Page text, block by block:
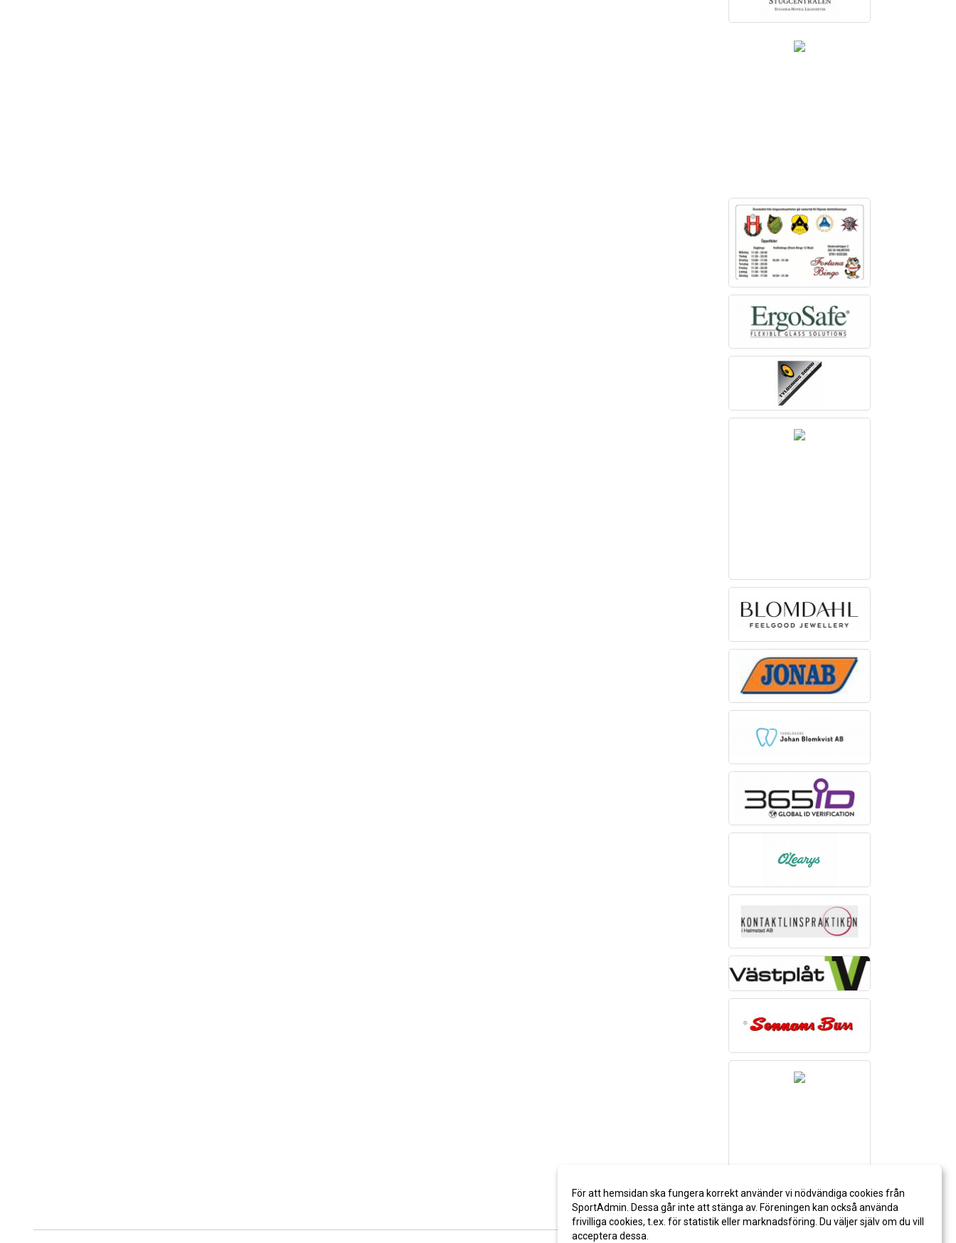
För att hemsidan ska fungera korrekt använder vi nödvändiga cookies från
SportAdmin. Dessa går inte att stänga av. Föreningen kan också använda
frivilliga cookies, t.ex. för statistik eller marknadsföring. Du väljer själv om du vill
acceptera dessa.